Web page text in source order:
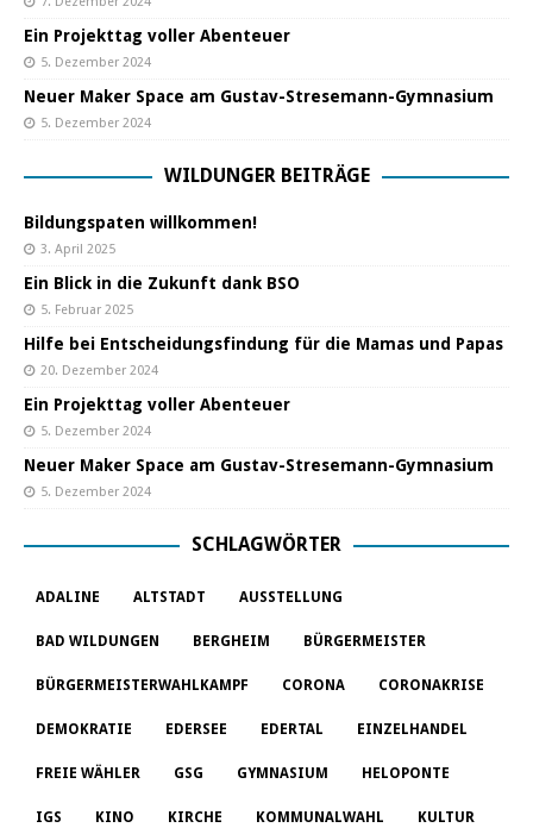
Ein Projekttag voller Abenteuer
5. Dezember 2024
Neuer Maker Space am Gustav-Stresemann-Gymnasium
5. Dezember 2024
WILDUNGER BEITRÄGE
Bildungspaten willkommen!
3. April 2025
Ein Blick in die Zukunft dank BSO
5. Februar 2025
Hilfe bei Entscheidungsfindung für die Mamas und Papas
20. Dezember 2024
Ein Projekttag voller Abenteuer
5. Dezember 2024
Neuer Maker Space am Gustav-Stresemann-Gymnasium
5. Dezember 2024
SCHLAGWÖRTER
ADALINE ALTSTADT AUSSTELLUNG
BAD WILDUNGEN BERGHEIM BÜRGERMEISTER
BÜRGERMEISTERWAHLKAMPF CORONA CORONAKRISE
DEMOKRATIE EDERSEE EDERTAL EINZELHANDEL
FREIE WÄHLER GSG GYMNASIUM HELOPONTE
IGS KINO KIRCHE KOMMUNALWAHL KULTUR